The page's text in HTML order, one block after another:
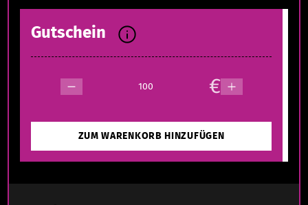
Gutschein
€
ZUM WARENKORB HINZUFÜGEN